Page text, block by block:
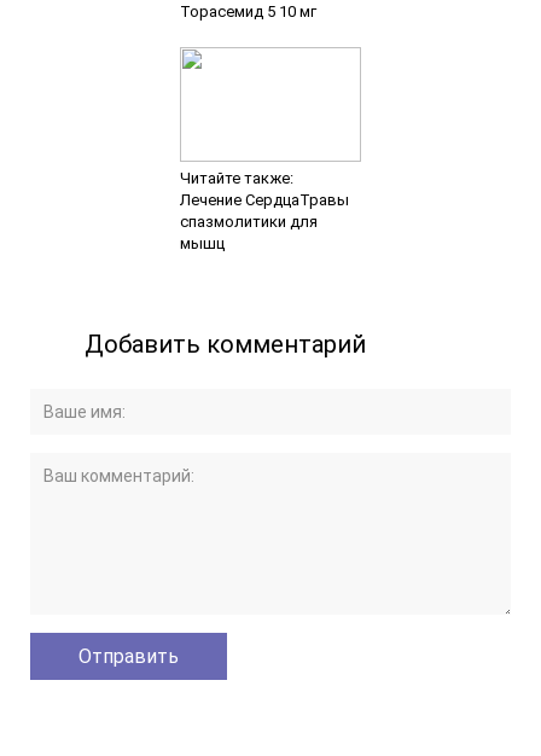
Торасемид 5 10 мг
Читайте также:
Лечение СердцаТравы
спазмолитики для
мышц
Добавить комментарий